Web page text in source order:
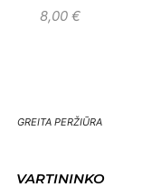
8,00 €
GREITA PERŽIŪRA
VARTININKO